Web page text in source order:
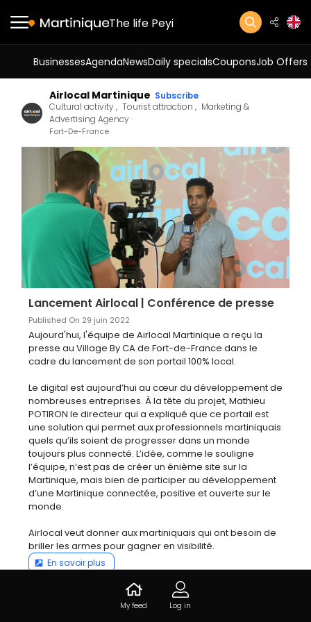
The life Peyi
BusinessesAgendaNewsDaily specialsCouponsJob Offers
Airlocal Martinique Subscribe
Cultural activity Tourist attraction
Marketing &
Advertising Agency
Fort-De-France
Lancement Airlocal | Conférence de presse
Published On 29 juin 2022
Aujourd'hui, l'équipe de Airlocal Martinique a reçu la
presse au Village By CA de Fort-de-France dans le
cadre du lancement de son portail 100% local.
Le digital est aujourd’hui au cœur du développement de
nombreuses entreprises. À la tête du projet, Mathieu
POTIRON le directeur qui a expliqué que ce portail est
une solution qui permet aux professionnels martiniquais
quels qu’ils soient de progresser dans un monde
toujours plus connecté. L’idée, comme le souligne
l’équipe, n’est pas de créer un énième site sur la
Martinique, mais bien de participer au développement
d’une Martinique connectée, positive et ouverte sur le
monde.
Airlocal veut donner aux martiniquais qui ont besoin de
briller les armes pour gagner en visibilité.
En savoir plus
My feed Log in